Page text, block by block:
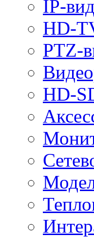
IP-
HD-
PTZ-
HD-